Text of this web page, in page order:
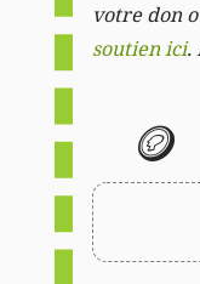
votre don
soutien ici.
🪙